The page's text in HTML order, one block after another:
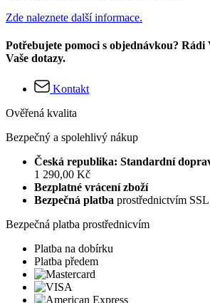
Zde naleznete další informace.
Potřebujete pomoci s objednávkou? Rádi
Vaše dotazy.
Kontakt
Ověřená kvalita
Bezpečný a spolehlivý nákup
Česká republika: Standardní
1 290,00 Kč
Bezplatné vrácení zboží
Bezpečná platba prostřednictvím
Bezpečná platba prostřednicvím
Platba na dobírku
Platba předem